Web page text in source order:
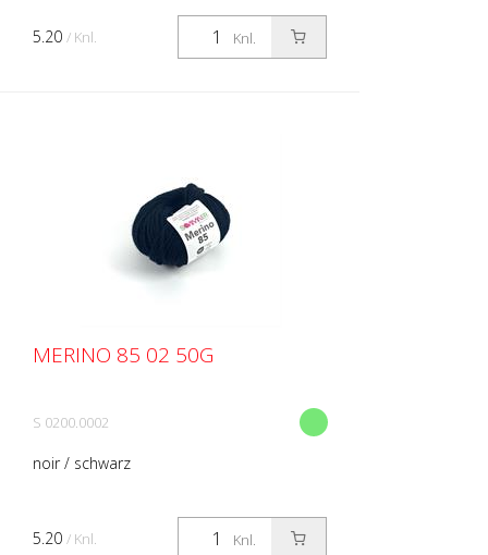
Knl.
5.20 / Knl.
MERINO 85 02 50G
S 0200.0002
noir / schwarz
Knl.
5.20 / Knl.